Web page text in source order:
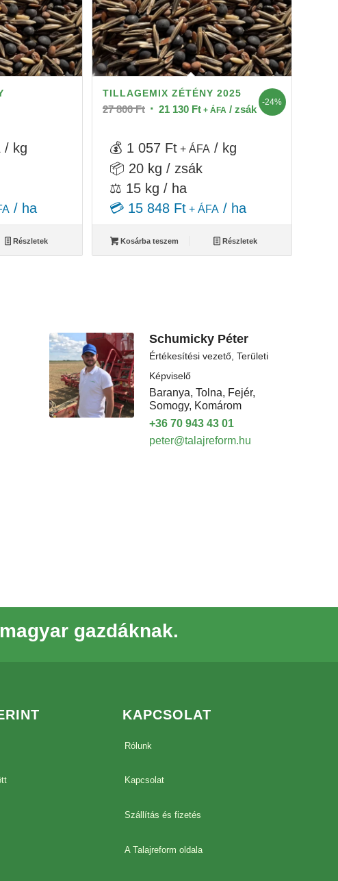
/ kg
/ ha
Részletek
TILLAGEMIX ZÉTÉNY 2025
27 800Ft Original
27
800 Ft.
21 130 FtCurrent
21
130 Ft.
+ ÁFA / zsák
-24%
💰 1 057 Ft+ ÁFA / kg
📦 20 kg / zsák
⚖️ 15 kg / ha
💳 15 848 Ft+ ÁFA/ ha
Kosárba teszem Részletek
Schumicky Péter
Értékesítési vezető, Területi
Képviselő
Baranya, Tolna, Fejér,
Somogy, Komárom
+36 70 943 43 01
peter@talajreform.hu
gazdáknak.
KAPCSOLAT
Rólunk
Kapcsolat
Szállítás és fizetés
A Talajreform oldala